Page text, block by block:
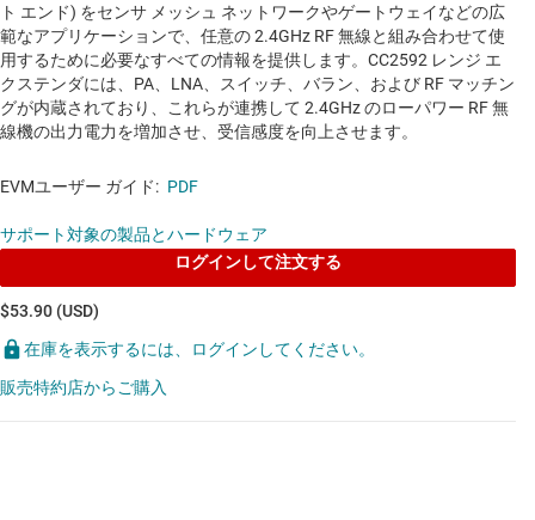
ト エンド) をセンサ メッシュ ネットワークやゲートウェイなどの広
範なアプリケーションで、任意の 2.4GHz RF 無線と組み合わせて使
用するために必要なすべての情報を提供します。CC2592 レンジ エ
クステンダには、PA、LNA、スイッチ、バラン、および RF マッチン
グが内蔵されており、これらが連携して 2.4GHz のローパワー RF 無
線機の出力電力を増加させ、受信感度を向上させます。
EVMユーザー ガイド: PDF
サポート対象の製品とハードウェア
ログインして注文する
$53.90 (USD)
在庫を表示するには、ログインしてください。
販売特約店からご購入